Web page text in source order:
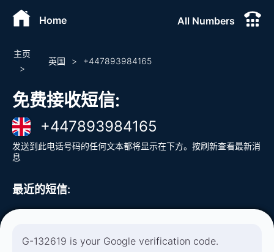
Home All Numbers
主页
>
英国 > +447893984165
免费接收短信:
+447893984165
发送到此电话号码的任何文本都将显示在下方。按刷新查看最新消
息
最近的短信:
G-132619 is your Google verification code.